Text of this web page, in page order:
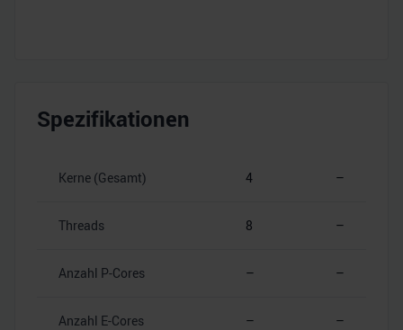
Spezifikationen
Kerne (Gesamt) 4 –
Threads 8 –
Anzahl P-Cores – –
Anzahl E-Cores – –